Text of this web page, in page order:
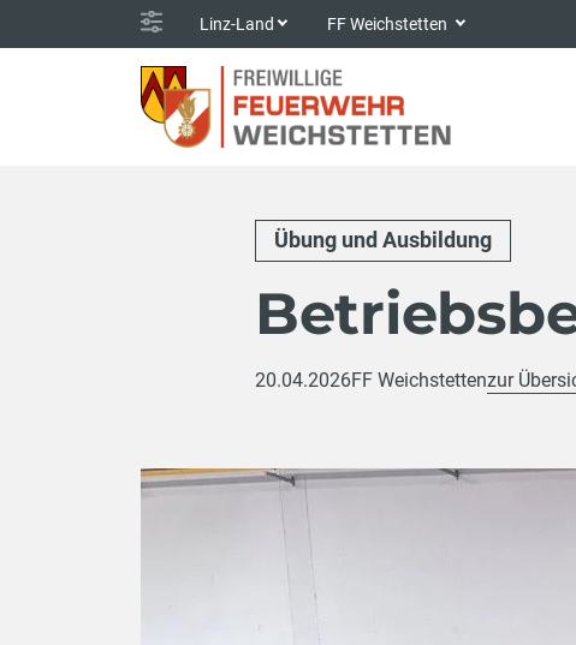
Linz-Land FF Weichstetten
Übung und Ausbildung
20.04.2026FF Weichstettenzur